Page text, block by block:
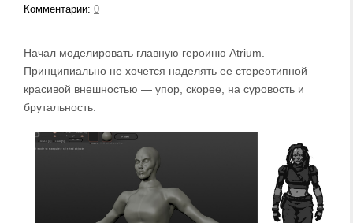
Комментарии: 0
Начал моделировать главную героиню Atrium.
Принципиально не хочется наделять ее стереотипной
красивой внешностью — упор, скорее, на суровость и
брутальность.